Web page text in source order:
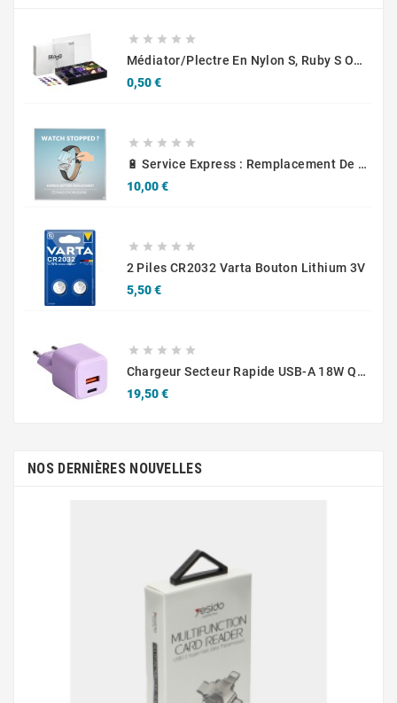
    
Médiator/plectre En Nylon S, Ruby S Ou Touch L - STAGG PBOX10
0,50 €Prix
    
🔋 Service Express : Remplacement De Piles D'Horlogerie
10,00 €Prix
    
2 Piles CR2032 Varta Bouton Lithium 3V
5,50 €Prix
    
Chargeur Secteur Rapide USB-A 18W QC / USB-C 30W PD Compact GaN
19,50 €Prix
NOS DERNIÈRES NOUVELLES